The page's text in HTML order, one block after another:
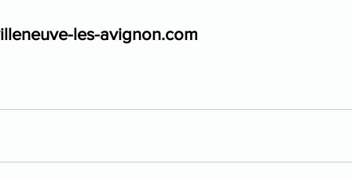
les-avignon.com